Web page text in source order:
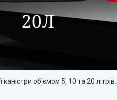
каністри об'ємом 5, 10 та 20